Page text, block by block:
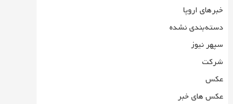
خبرهای اروپا
دسته‌بندی نشده
سپهر نیوز
شرکت
عکس
عکس های خبر